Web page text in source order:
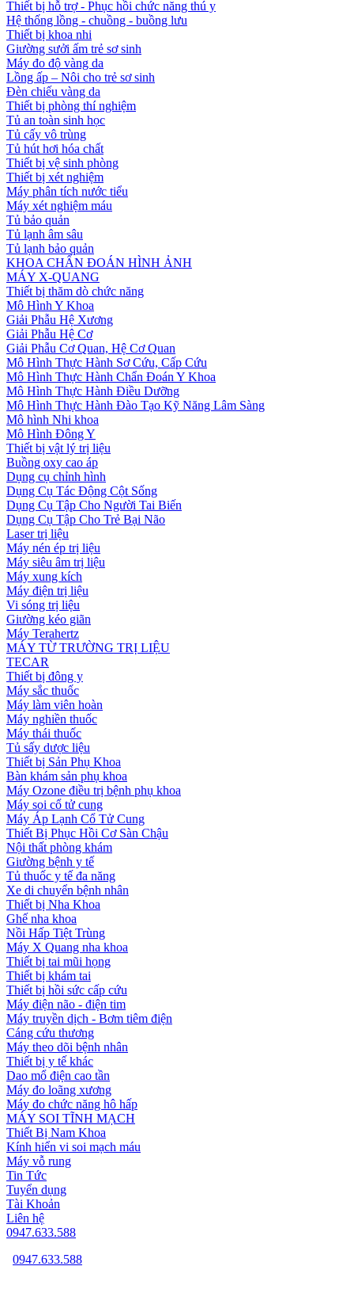
Thiết bị hỗ trợ - Phục hồi chức năng thú y
Hệ thống lồng - chuồng - buồng lưu
Thiết bị khoa nhi
Giường sưởi ấm trẻ sơ sinh
Máy đo độ vàng da
Lồng ấp – Nôi cho trẻ sơ sinh
Đèn chiếu vàng da
Thiết bị phòng thí nghiệm
Tủ an toàn sinh học
Tủ cấy vô trùng
Tủ hút hơi hóa chất
Thiết bị vệ sinh phòng
Thiết bị xét nghiệm
Máy phân tích nước tiểu
Máy xét nghiệm máu
Tủ bảo quản
Tủ lạnh âm sâu
Tủ lạnh bảo quản
KHOA CHẨN ĐOÁN HÌNH ẢNH
MÁY X-QUANG
Thiết bị thăm dò chức năng
Mô Hình Y Khoa
Giải Phẫu Hệ Xương
Giải Phẫu Hệ Cơ
Giải Phẫu Cơ Quan, Hệ Cơ Quan
Mô Hình Thực Hành Sơ Cứu, Cấp Cứu
Mô Hình Thực Hành Chẩn Đoán Y Khoa
Mô Hình Thực Hành Điều Dưỡng
Mô Hình Thực Hành Đào Tạo Kỹ Năng Lâm Sàng
Mô hình Nhi khoa
Mô Hình Đông Y
Thiết bị vật lý trị liệu
Buồng oxy cao áp
Dụng cụ chỉnh hình
Dụng Cụ Tác Động Cột Sống
Dụng Cụ Tập Cho Người Tai Biến
Dụng Cụ Tập Cho Trẻ Bại Não
Laser trị liệu
Máy nén ép trị liệu
Máy siêu âm trị liệu
Máy xung kích
Máy điện trị liệu
Vi sóng trị liệu
Giường kéo giãn
Máy Terahertz
MÁY TỪ TRƯỜNG TRỊ LIỆU
TECAR
Thiết bị đông y
Máy sắc thuốc
Máy làm viên hoàn
Máy nghiền thuốc
Máy thái thuốc
Tủ sấy dược liệu
Thiết bị Sản Phụ Khoa
Bàn khám sản phụ khoa
Máy Ozone điều trị bệnh phụ khoa
Máy soi cổ tử cung
Máy Áp Lạnh Cổ Tử Cung
Thiết Bị Phục Hồi Cơ Sàn Chậu
Nội thất phòng khám
Giường bệnh y tế
Tủ thuốc y tế đa năng
Xe di chuyển bệnh nhân
Thiết bị Nha Khoa
Ghế nha khoa
Nồi Hấp Tiệt Trùng
Máy X Quang nha khoa
Thiết bị tai mũi họng
Thiết bị khám tai
Thiết bị hồi sức cấp cứu
Máy điện não - điện tim
Máy truyền dịch - Bơm tiêm điện
Cáng cứu thương
Máy theo dõi bệnh nhân
Thiết bị y tế khác
Dao mổ điện cao tần
Máy đo loãng xương
Máy đo chức năng hô hấp
MÁY SOI TĨNH MẠCH
Thiết Bị Nam Khoa
Kính hiển vi soi mạch máu
Máy vỗ rung
Tin Tức
Tuyển dụng
Tài Khoản
Liên hệ
0947.633.588
0947.633.588